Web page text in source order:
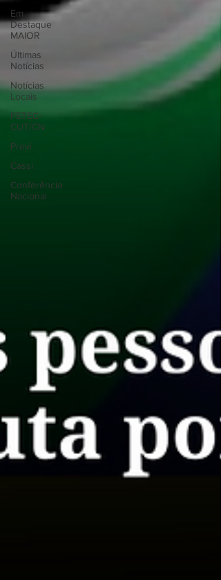
Em
Destaque
MAIOR
Últimas
Notícias
Notícias
Locais
FETEC-
CUT/CN
Previ
Cassi
Conferência
Nacional